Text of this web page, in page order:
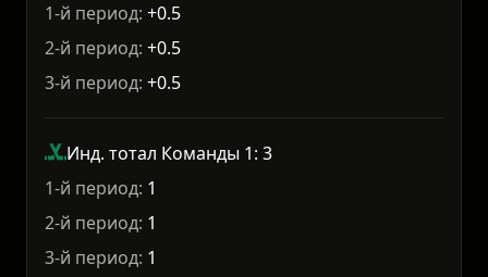
1-й период: +0.5
2-й период: +0.5
3-й период: +0.5
Инд. тотал Команды 1: 3
1-й период: 1
2-й период: 1
3-й период: 1